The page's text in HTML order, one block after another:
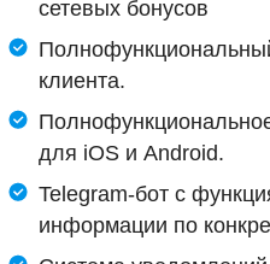
сетевых бонусов
клиента.
для iOS и Android.
Telegram-бот с
информации по